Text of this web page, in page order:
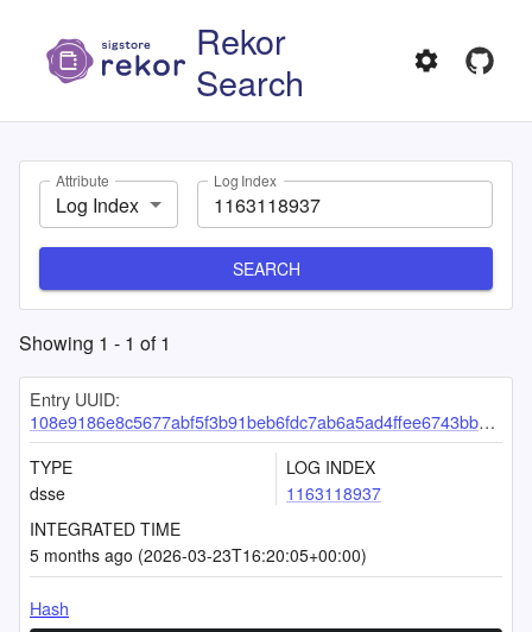
Rekor
Search
Attribute
Log Index
Log Index
SEARCH
Showing 1 - 1 of1
Entry UUID:
108e9186e8c5677abf5f3b91beb6fdc7ab6a5ad4ffee6743bb4c4b8331536afe17bc55456cd159ab
TYPE
dsse
LOG INDEX
1163118937
INTEGRATED TIME
5 months ago (2026-03-23T16:20:05+00:00)
Hash